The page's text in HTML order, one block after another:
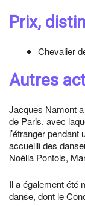
Prix,
Chevalier
Autres
Jacques Namont
de Paris, avec
l’étranger pendant
accueilli des
Noëlla Pontois,
Il a également été
danse, dont le